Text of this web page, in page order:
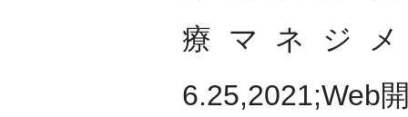
療マネジ
6.25,2021;Web